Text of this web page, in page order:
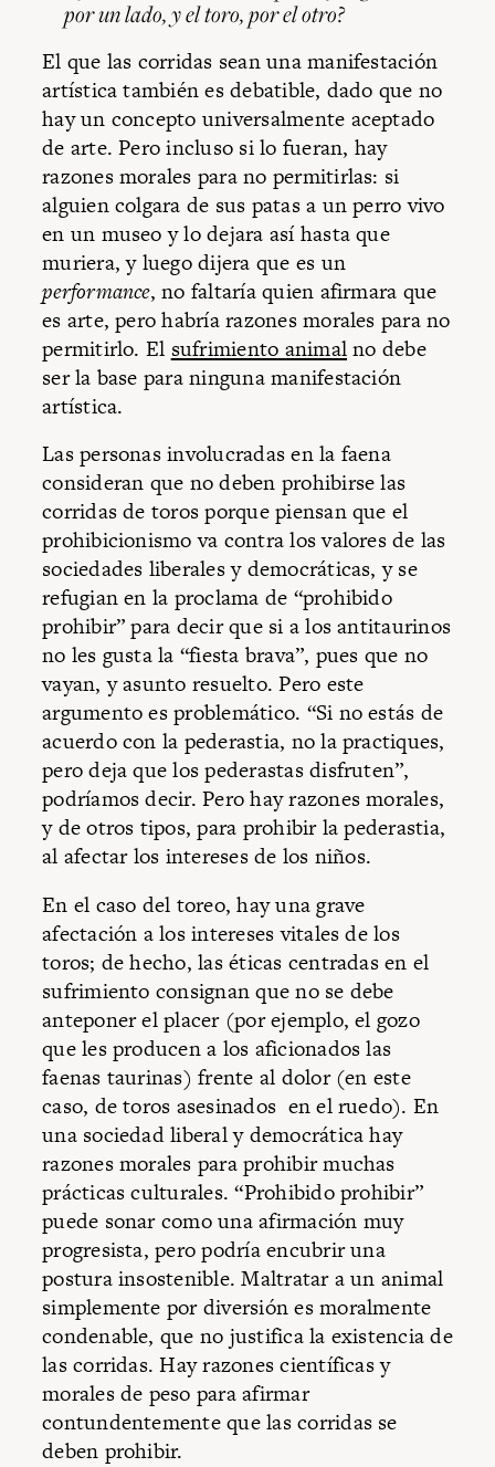
por un lado, y el toro, por el otro?
El que las corridas sean una manifestación
artística también es debatible, dado que no
hay un concepto universalmente aceptado
de arte. Pero incluso si lo fueran, hay
razones morales para no permitirlas: si
alguien colgara de sus patas a un perro vivo
en un museo y lo dejara así hasta que
muriera, y luego dijera que es un
performance, no faltaría quien afirmara que
es arte, pero habría razones morales para no
permitirlo. El sufrimiento animalno debe
ser la base para ninguna manifestación
artística.
Las personas involucradas en la faena
consideran que no deben prohibirse las
corridas de toros porque piensan que el
prohibicionismo va contra los valores de las
sociedades liberales y democráticas, y se
refugian en la proclama de “prohibido
prohibir” para decir que si a los antitaurinos
no les gusta la “fiesta brava”, pues que no
vayan, y asunto resuelto. Pero este
argumento es problemático. “Si no estás de
acuerdo con la pederastia, no la practiques,
pero deja que los pederastas disfruten”,
podríamos decir. Pero hay razones morales,
y de otros tipos, para prohibir la pederastia,
al afectar los intereses de los niños.
En el caso del toreo, hay una grave
afectación a los intereses vitales de los
toros; de hecho, las éticas centradas en el
sufrimiento consignan que no se debe
anteponer el placer (por ejemplo, el gozo
que les producen a los aficionados las
faenas taurinas) frente al dolor (en este
caso, de toros asesinados en el ruedo). En
una sociedad liberal y democrática hay
razones morales para prohibir muchas
prácticas culturales. “Prohibido prohibir”
puede sonar como una afirmación muy
progresista, pero podría encubrir una
postura insostenible. Maltratar a un animal
simplemente por diversión es moralmente
condenable, que no justifica la existencia de
las corridas. Hay razones científicas y
morales de peso para afirmar
contundentemente que las corridas se
deben prohibir.